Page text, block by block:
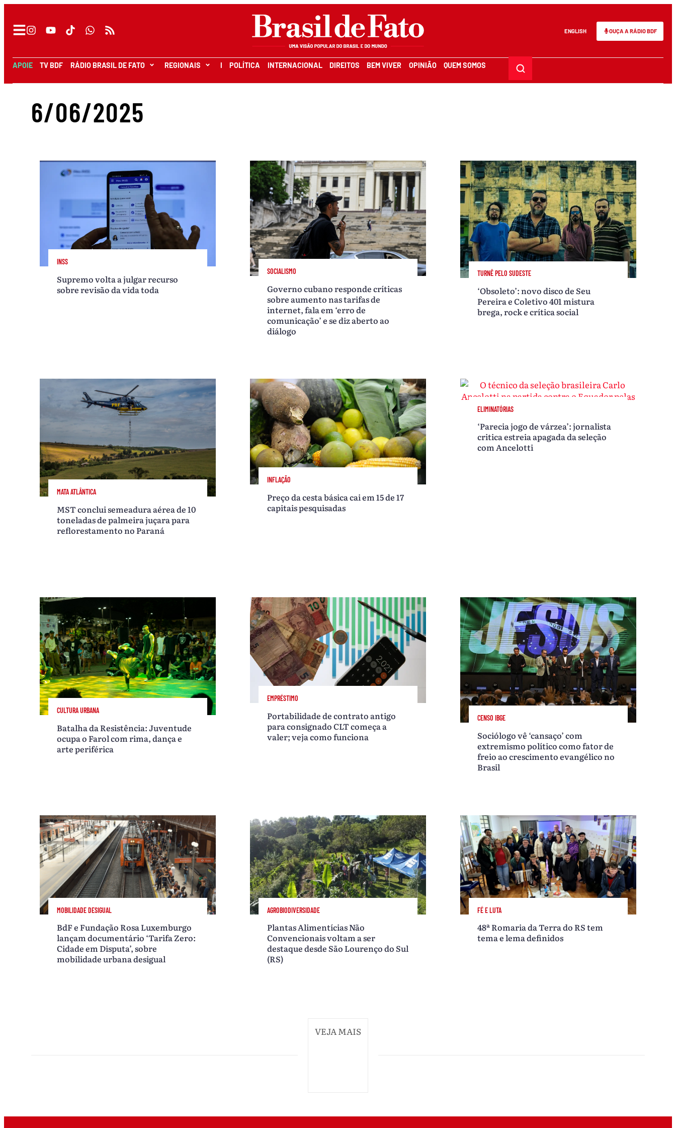
ENGLISH OUÇA A RÁDIO BDF
APOIE TV BDF RÁDIO BRASIL DE FATO REGIONAIS I POLÍTICA INTERNACIONAL DIREITOS BEM VIVER OPINIÃO QUEM SOMOS
6/06/2025
INSS
Supremo volta a julgar recurso
sobre revisão da vida toda
SOCIALISMO
Governo cubano responde críticas
sobre aumento nas tarifas de
internet, fala em ‘erro de
comunicação’ e se diz aberto ao
diálogo
TURNÊ PELO SUDESTE
‘Obsoleto’: novo disco de Seu
Pereira e Coletivo 401 mistura
brega, rock e crítica social
MATA ATLÂNTICA
MST conclui semeadura aérea de 10
toneladas de palmeira juçara para
reflorestamento no Paraná
INFLAÇÃO
Preço da cesta básica cai em 15 de 17
capitais pesquisadas
ELIMINATÓRIAS
‘Parecia jogo de várzea’: jornalista
critica estreia apagada da seleção
com Ancelotti
CULTURA URBANA
Batalha da Resistência: Juventude
ocupa o Farol com rima, dança e
arte periférica
EMPRÉSTIMO
Portabilidade de contrato antigo
para consignado CLT começa a
valer; veja como funciona
CENSO IBGE
Sociólogo vê ‘cansaço’ com
extremismo político como fator de
freio ao crescimento evangélico no
Brasil
MOBILIDADE DESIGUAL
BdF e Fundação Rosa Luxemburgo
lançam documentário ‘Tarifa Zero:
Cidade em Disputa’, sobre
mobilidade urbana desigual
AGROBIODIVERSIDADE
Plantas Alimentícias Não
Convencionais voltam a ser
destaque desde São Lourenço do Sul
(RS)
FÉ E LUTA
48ª Romaria da Terra do RS tem
tema e lema definidos
VEJA MAIS